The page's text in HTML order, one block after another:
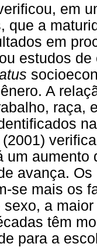
em
que a
em
estudos
A
raça,
um aumento
avança.
se mais os
sexo, a
têm
para a